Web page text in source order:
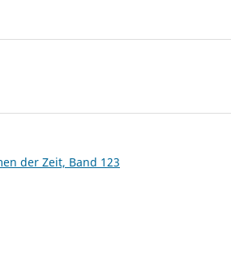
der Zeit, Band 123